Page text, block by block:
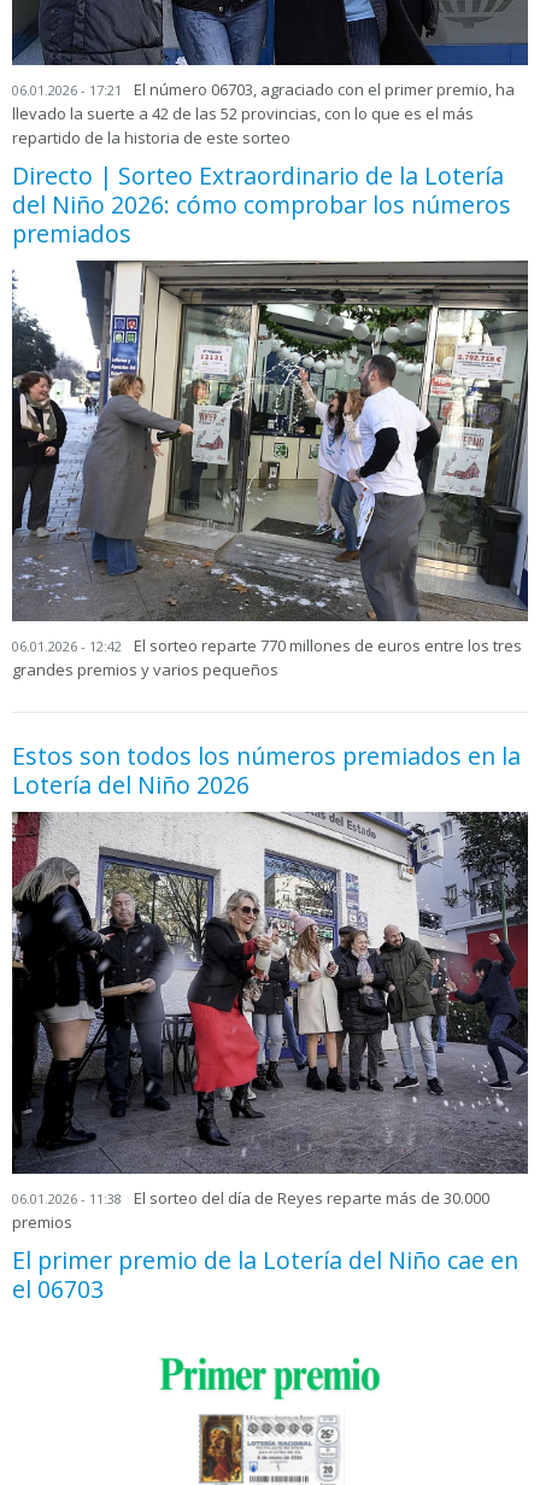
06.01.2026 - 17:21
El número 06703, agraciado con el primer premio, ha
llevado la suerte a 42 de las 52 provincias, con lo que es el más
repartido de la historia de este sorteo
Directo | Sorteo Extraordinario de la Lotería
del Niño 2026: cómo comprobar los números
premiados
06.01.2026 - 12:42
El sorteo reparte 770 millones de euros entre los tres
grandes premios y varios pequeños
Estos son todos los números premiados en la
Lotería del Niño 2026
06.01.2026 - 11:38
El sorteo del día de Reyes reparte más de 30.000
premios
El primer premio de la Lotería del Niño cae en
el 06703